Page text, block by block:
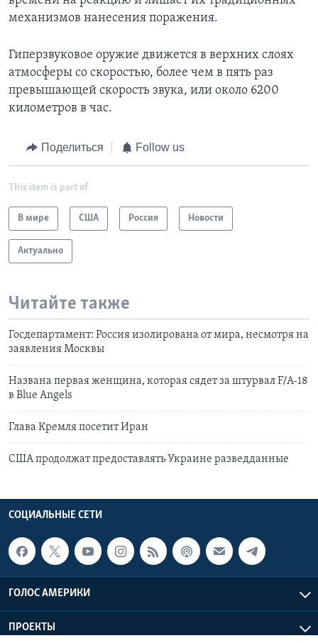
механизмов нанесения поражения.
Гиперзвуковое оружие движется в верхних слоях
атмосферы со скоростью, более чем в пять раз
превышающей скорость звука, или около 6200
километров в час.
Поделиться Follow us
This item is part of
В мире США Россия Новости
Актуально
Читайте также
Госдепартамент: Россия изолирована от мира, несмотря на
заявления Москвы
Названа первая женщина, которая сядет за штурвал F/A-18
в Blue Angels
Глава Кремля посетит Иран
США продолжат предоставлять Украине разведданные
СОЦИАЛЬНЫЕ СЕТИ
ГОЛОС АМЕРИКИ
ПРОЕКТЫ